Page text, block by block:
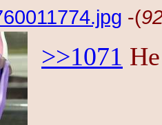
-(
>>1071